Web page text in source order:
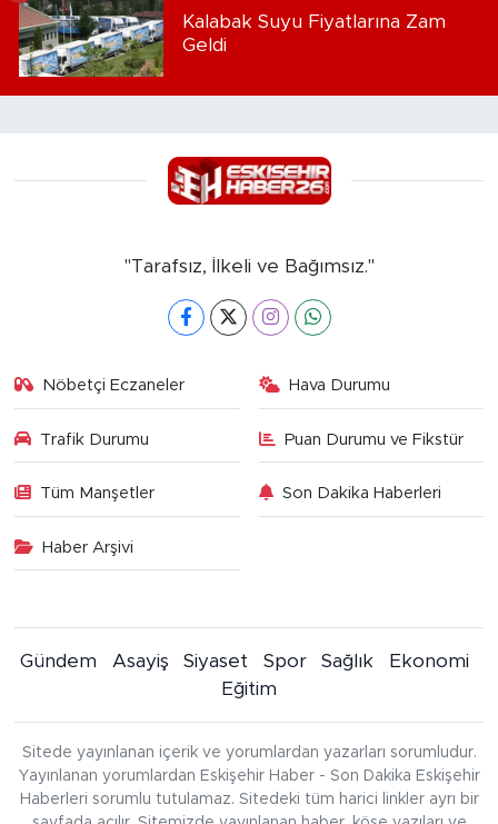
Kalabak Suyu Fiyatlarına Zam
Geldi
"Tarafsız, İlkeli ve Bağımsız."
Nöbetçi Eczaneler Hava Durumu
Trafik Durumu Puan Durumu ve Fikstür
Tüm Manşetler Son Dakika Haberleri
Haber Arşivi
Gündem Asayiş Siyaset Spor Sağlık
Ekonomi
Eğitim
Sitede yayınlanan içerik ve yorumlardan yazarları sorumludur.
Yayınlanan yorumlardan Eskişehir Haber - Son Dakika Eskişehir
Haberleri sorumlu tutulamaz. Sitedeki tüm harici linkler ayrı bir